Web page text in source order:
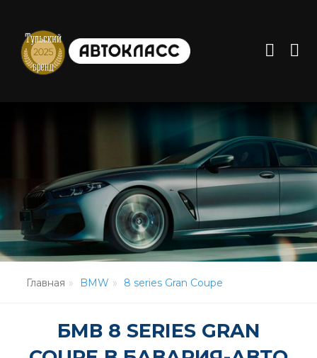
Главная BMW 8 series Gran Coupe
БМВ 8 SERIES GRAN